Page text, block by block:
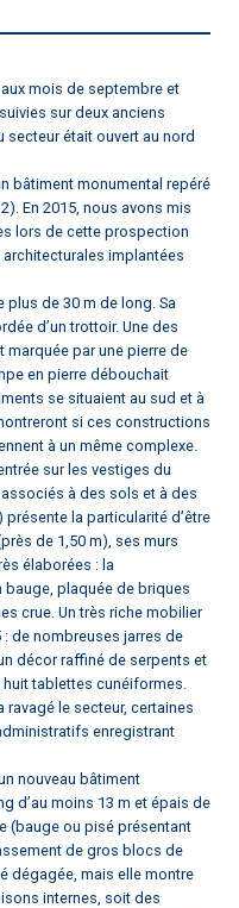
mois de septembre et
sur deux anciens
secteur était ouvert au nord
bâtiment monumental repéré
En 2015, nous avons mis
lors de cette prospection
implantées
de 30 m de long. Sa
d’un trottoir. Une des
marquée par une pierre de
en pierre débouchait
se situaient au sud et à
si ces constructions
à un même complexe.
sur les vestiges du
à des sols et à des
présente la particularité d’être
de 1,50 m), ses murs
élaborées : la
plaquée de briques
crue. Un très riche mobilier
de nombreuses jarres de
décor raffiné de serpents et
tablettes cunéiformes.
ravagé le secteur, certaines
enregistrant
nouveau bâtiment
d’au moins 13 m et épais de
(bauge ou pisé présentant
de gros blocs de
dégagée, mais elle montre
internes, soit des